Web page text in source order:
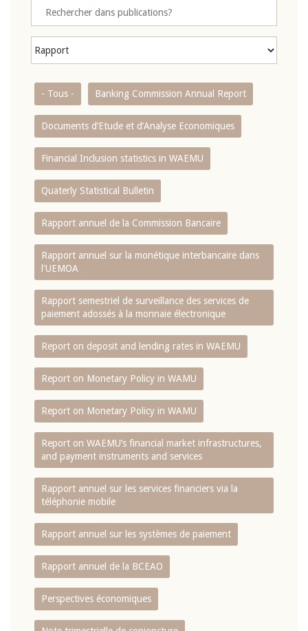
- Tous - Banking Commission Annual Report
Documents d’Etude et d’Analyse Economiques
Financial Inclusion statistics in WAEMU
Quaterly Statistical Bulletin
Rapport annuel de la Commission Bancaire
Rapport annuel sur la monétique interbancaire dans
l'UEMOA
Rapport semestriel de surveillance des services de
paiement adossés à la monnaie électronique
Report on deposit and lending rates in WAEMU
Report on Monetary Policy in WAMU
Report on Monetary Policy in WAMU
Report on WAEMU’s financial market infrastructures,
and payment instruments and services
Rapport annuel sur les services financiers via la
téléphonie mobile
Rapport annuel sur les systèmes de paiement
Rapport annuel de la BCEAO
Perspectives économiques